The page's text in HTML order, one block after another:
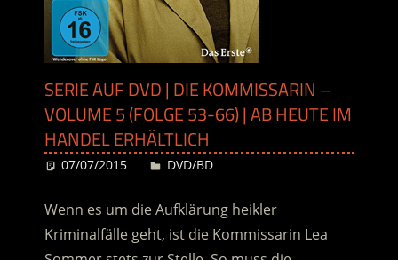
SERIE AUF DVD | DIE KOMMISSARIN –
VOLUME 5 (FOLGE 53-66) | AB HEUTE IM
HANDEL ERHÄLTLICH
07/07/2015 Desiree
DVD/BD
Wenn es um die Aufklärung heikler
Kriminalfälle geht, ist die Kommissarin Lea